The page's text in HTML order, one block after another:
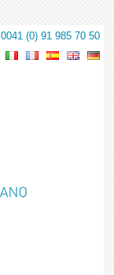
0041 (0) 91 985 70 50